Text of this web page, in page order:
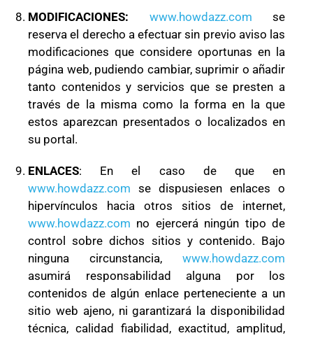
MODIFICACIONES: www.howdazz.com se
reserva el derecho a efectuar sin previo aviso las
modificaciones que considere oportunas en la
página web, pudiendo cambiar, suprimir o añadir
tanto contenidos y servicios que se presten a
través de la misma como la forma en la que
estos aparezcan presentados o localizados en
su portal.
ENLACES: En el caso de que en
www.howdazz.com se dispusiesen enlaces o
hipervínculos hacia otros sitios de internet,
www.howdazz.com no ejercerá ningún tipo de
control sobre dichos sitios y contenido. Bajo
ninguna circunstancia, www.howdazz.com
asumirá responsabilidad alguna por los
contenidos de algún enlace perteneciente a un
sitio web ajeno, ni garantizará la disponibilidad
técnica, calidad fiabilidad, exactitud, amplitud,